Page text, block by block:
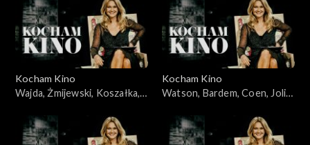
Kocham Kino
Wajda, Żmijewski, Koszałka,
Kocham Kino
Watson, Bardem, Coen, Jolie,